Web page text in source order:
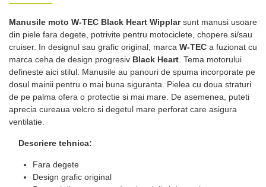
Manusile moto W-TEC Black Heart Wipplarsunt manusi usoare
din piele fara degete, potrivite pentru motociclete, chopere si/sau
cruiser. In designul sau grafic original, marca W-TEC a fuzionat cu
marca ceha de design progresiv Black Heart . Tema motorului
defineste aici stilul. Manusile au panouri de spuma incorporate pe
dosul mainii pentru o mai buna siguranta. Pielea cu doua straturi
de pe palma ofera o protectie si mai mare. De asemenea, puteti
aprecia cureaua velcro si degetul mare perforat care asigura
ventilatie.
Descriere tehnica:
Fara degete
Design grafic original